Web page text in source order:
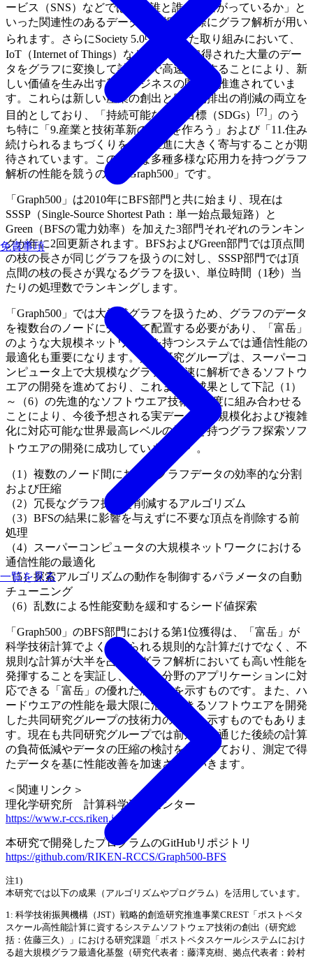
免責事項
一覧を見る
ービス（SNS）などでは、「誰と誰がつながっているか」と
いった関連性のあるデータを解析する際にグラフ解析が用い
られます。さらにSociety 5.0[6]
に向けた取り組みにおいて、
IoT（Internet of Things）などの技術で取得された大量のデー
タをグラフに変換して計算機で高速処理することにより、新
しい価値を生み出す新規ビジネスの開拓が推進されていま
す。これらは新しい産業の創出と廃棄物排出の削減の両立を
目的としており、「持続可能な開発目標（SDGs）
[7] 」のう
ち特に「9.産業と技術革新の基盤を作ろう」および「11.住み
続けられるまちづくりを」の推進に大きく寄与することが期
待されています。このような多種多様な応用力を持つグラフ
解析の性能を競うのが「Graph500」です。
「Graph500」は2010年にBFS部門と共に始まり、現在は
SSSP（Single-Source Shortest Path：単一始点最短路）と
Green（BFSの電力効率）を加えた3部門それぞれのランキン
グが年に2回更新されます。BFSおよびGreen部門では頂点間
の枝の長さが同じグラフを扱うのに対し、SSSP部門では頂
点間の枝の長さが異なるグラフを扱い、単位時間（1秒）当
たりの処理数でランキングします。
「Graph500」では大規模グラフを扱うため、グラフのデータ
を複数台のノードに分散して配置する必要があり、「富岳」
のような大規模ネットワークを持つシステムでは通信性能の
最適化も重要になります。共同研究グループは、スーパーコ
ンピュータ上で大規模なグラフを高速に解析できるソフトウ
エアの開発を進めており、これまでの成果として下記（1）
～（6）の先進的なソフトウエア技術を高度に組み合わせる
ことにより、今後予想される実データの大規模化および複雑
化に対応可能な世界最高レベルの性能を持つグラフ探索ソフ
トウエアの開発に成功しています
注1）。
（1）複数のノード間におけるグラフデータの効率的な分割
および圧縮
（2）冗長なグラフ探索を削減するアルゴリズム
（3）BFSの結果に影響を与えずに不要な頂点を削除する前
処理
（4）スーパーコンピュータの大規模ネットワークにおける
通信性能の最適化
（5）探索アルゴリズムの動作を制御するパラメータの自動
チューニング
（6）乱数による性能変動を緩和するシード値探索
「Graph500」のBFS部門における第1位獲得は、「富岳」が
科学技術計算でよく用いられる規則的な計算だけでなく、不
規則な計算が大半を占めるグラフ解析においても高い性能を
発揮することを実証し、幅広い分野のアプリケーションに対
応できる「富岳」の優れた汎用性を示すものです。また、ハ
ードウエアの性能を最大限に活用できるソフトウエアを開発
した共同研究グループの技術力の高さを示すものでもありま
す。現在も共同研究グループでは前処理を通じた後続の計算
の負荷低減やデータの圧縮の検討を継続しており、測定で得
たデータを基に性能改善を加速させていきます。
＜関連リンク＞
理化学研究所 計算科学研究センター
https://www.r-ccs.riken.jp/jp/
本研究で開発したプログラムのGitHubリポジトリ
https://github.com/RIKEN-RCCS/Graph500-BFS
注1)
本研究では以下の成果（アルゴリズムやプログラム）を活用しています。
1: 科学技術振興機構（JST）戦略的創造研究推進事業CREST「ポストペタ
スケール高性能計算に資するシステムソフトウェア技術の創出（研究総
括：佐藤三久）」における研究課題「ポストペタスケールシステムにおけ
る超大規模グラフ最適化基盤（研究代表者：藤澤克樹、拠点代表者：鈴村